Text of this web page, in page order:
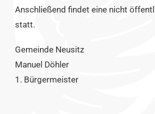
Anschließend findet eine nicht
statt.
Gemeinde Neusitz
Manuel Döhler
1. Bürgermeister